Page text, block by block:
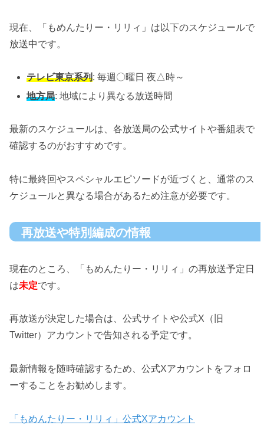
現在、「もめんたりー・リリィ」は以下のスケジュールで
放送中です。
テレビ東京系列: 毎週〇曜日 夜△時～
地方局: 地域により異なる放送時間
最新のスケジュールは、各放送局の公式サイトや番組表で
確認するのがおすすめです。
特に最終回やスペシャルエピソードが近づくと、通常のス
ケジュールと異なる場合があるため注意が必要です。
再放送や特別編成の情報
現在のところ、「もめんたりー・リリィ」の再放送予定日
は未定です。
再放送が決定した場合は、公式サイトや公式X（旧
Twitter）アカウントで告知される予定です。
最新情報を随時確認するため、公式Xアカウントをフォロ
ーすることをお勧めします。
「もめんたりー・リリィ」公式Xアカウント